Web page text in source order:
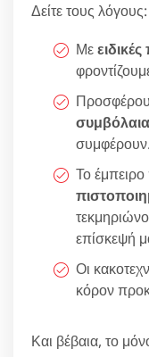
Δείτε τους λόγους:
Με
συμφέρουν.
Το
επίσκεψή
Οι
κόρον
Και βέβαια, το